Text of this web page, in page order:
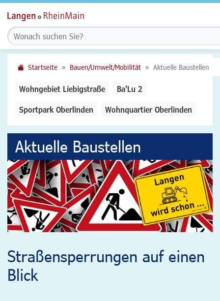
Startseite Bauen/Umwelt/Mobilität Aktuelle Baustellen
Wohngebiet Liebigstraße Ba'Lu 2
Sportpark Oberlinden Wohnquartier Oberlinden
Aktuelle Baustellen
Straßensperrungen auf einen
Blick